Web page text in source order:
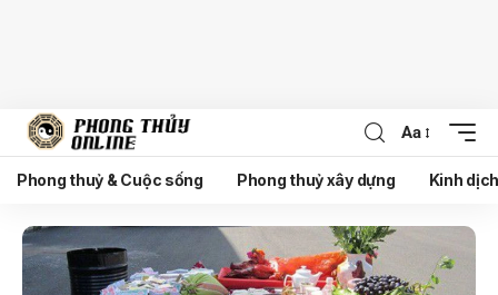
Aa
Phong thuỷ & Cuộc sống Phong thuỷ xây dựng Kinh